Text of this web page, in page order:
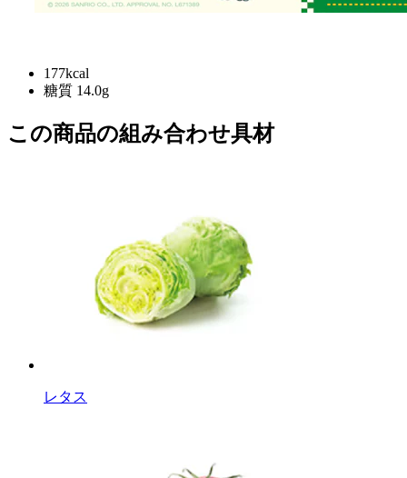
レギュラー
177kcal
糖質 14.0g
この商品の組み合わせ具材
レタス